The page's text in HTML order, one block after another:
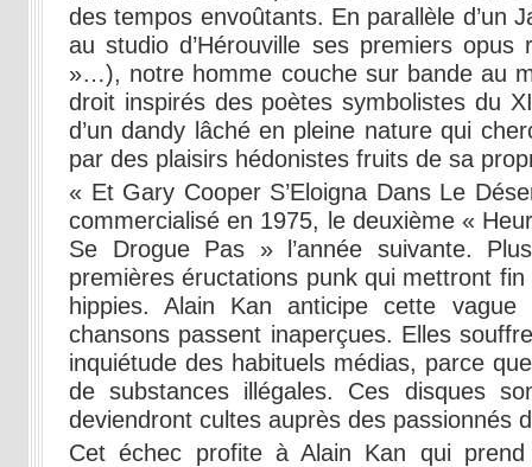
des tempos envoûtants. En parallèle d’un
au studio d’Hérouville ses premiers
»…), notre homme couche sur bande au
droit inspirés des poètes symbolistes du
d’un dandy lâché en pleine nature qui
par des plaisirs hédonistes fruits de sa
« Et Gary Cooper S’Eloigna Dans Le
commercialisé en 1975, le deuxième «
Se Drogue Pas » l’année suivante.
premières éructations punk qui mettront
hippies. Alain Kan anticipe cette
chansons passent inaperçues. Elles
inquiétude des habituels médias, parce
de substances illégales. Ces disques
deviendront cultes auprès des passionnés
Cet échec profite à Alain Kan qui